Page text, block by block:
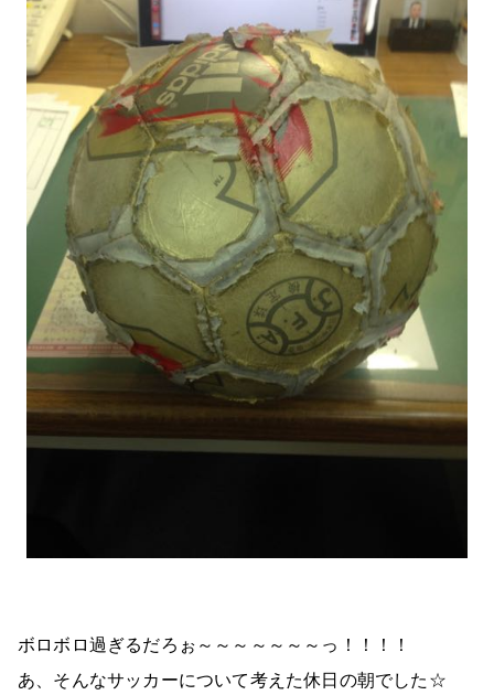
ボロボロ過ぎるだろぉ～～～～～～～っ！！！！
あ、そんなサッカーについて考えた休日の朝でした☆